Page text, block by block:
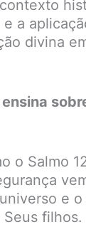
a
divina
o Salmo
e o
filhos.